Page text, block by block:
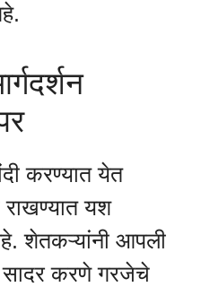
करण्यात येत
राखण्यात यश
शेतकऱ्यांनी आपली
सादर करणे गरजेचे